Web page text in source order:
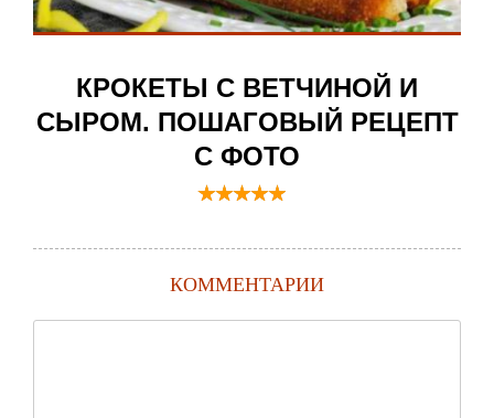
КРОКЕТЫ С ВЕТЧИНОЙ И
СЫРОМ. ПОШАГОВЫЙ РЕЦЕПТ
С ФОТО
КОММЕНТАРИИ